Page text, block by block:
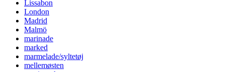
Lissabon
London
Madrid
Malmö
marinade
marked
marmelade/syltetøj
mellemøsten